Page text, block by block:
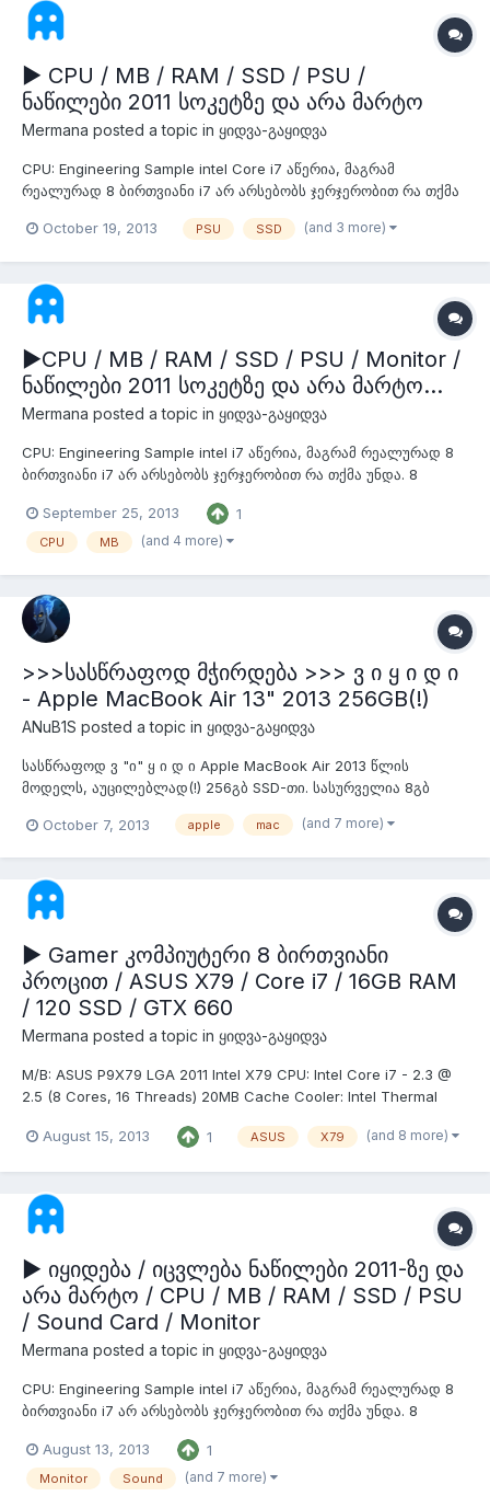
▶ CPU / MB / RAM / SSD / PSU /
ნაწილები 2011 სოკეტზე და არა მარტო
Mermana posted a topic in ყიდვა-გაყიდვა
CPU: Engineering Sample intel Core i7 აწერია, მაგრამ
რეალურად 8 ბირთვიანი i7 არ არსებობს ჯერჯერობით რა თქმა
ტურბოთი - 550 ლარი გაიყიდა 8 ცალი. დარჩა 2 ცალი. CPU:
October 19, 2013 PSU SSD (and 3 more)
▶CPU / MB / RAM / SSD / PSU / Monitor /
ნაწილები 2011 სოკეტზე და არა მარტო...
Mermana posted a topic in ყიდვა-გაყიდვა
CPU: Engineering Sample intel i7 აწერია, მაგრამ რეალურად 8
ბირთვიანი i7 არ არსებობს ჯერჯერობით რა თქმა უნდა. 8
- 550 ლარი გაიყიდა 5 ცალი. დარჩა 3 ცალი. 2670-ები 3
მქონდა და ყველა გაიყიდა. VGA:ZOTAC GeForce GTX 660
September 25, 2013 1
CPU MB (and 4 more)
>>>სასწრაფოდ მჭირდება >>> ვ ი ყ ი დ ი
- Apple MacBook Air 13" 2013 256GB(!)
ANuB1S posted a topic in ყიდვა-გაყიდვა
სასწრაფოდ ვ "ი" ყ ი დ ი Apple MacBook Air 2013 წლის
მოდელს, აუცილებლად(!) 256გბ SSD-თი. სასურველია 8გბ
შეეხება მაღაზიის ფასები კარგად ვიცი და მისამართ(ებ)იც
October 7, 2013 apple mac (and 7 more)
▶ Gamer კომპიუტერი 8 ბირთვიანი
პროცით / ASUS X79 / Core i7 / 16GB RAM
/ 120 SSD / GTX 660
Mermana posted a topic in ყიდვა-გაყიდვა
M/B: ASUS P9X79 LGA 2011 Intel X79 CPU: Intel Core i7 - 2.3 @
2.5 (8 Cores, 16 Threads) 20MB Cache Cooler: Intel Thermal
ZOTAC GeForce GTX 660 2GB Sound Card: Creative Sound
August 15, 2013 1 ASUS X79 (and 8 more)
▶ იყიდება / იცვლება ნაწილები 2011-ზე და
არა მარტო / CPU / MB / RAM / SSD / PSU
/ Sound Card / Monitor
Mermana posted a topic in ყიდვა-გაყიდვა
CPU: Engineering Sample intel i7 აწერია, მაგრამ რეალურად 8
ბირთვიანი i7 არ არსებობს ჯერჯერობით რა თქმა უნდა. 8
- 550 ლარი გაიყიდა 3 ცალი. დარჩა 5 ცალი. 2670-ები 3
მქონდა და ყველა გაიყიდა. M/B: ASUS P9X79 - 400 ლარი
August 13, 2013 1
Monitor Sound (and 7 more)